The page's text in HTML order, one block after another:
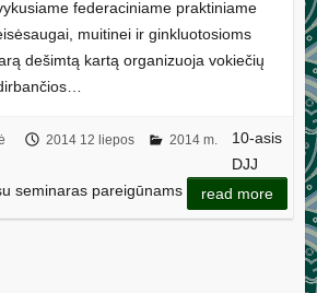
federaciniame praktiniame
muitinei ir ginkluotosioms
dešimtą kartą organizuoja vokiečių
2014 12 liepos 2014 m.
10-asis
DJJ
seminaras pareigūnams
read more